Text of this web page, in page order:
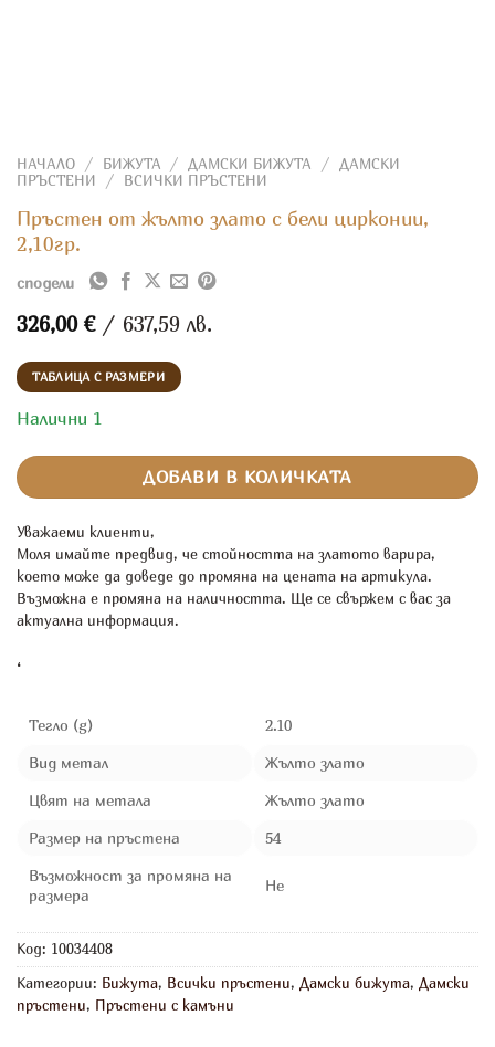
НАЧАЛО / БИЖУТА / ДАМСКИ БИЖУТА / ДАМСКИ
ПРЪСТЕНИ
/ ВСИЧКИ ПРЪСТЕНИ
Пръстен от жълто злато с бели цирконии,
2,10гр.
сподели
326,00 €/ 637,59 лв.
ТАБЛИЦА С РАЗМЕРИ
Налични 1
ДОБАВИ В КОЛИЧКАТА
Уважаеми клиенти,
Моля имайте предвид, че стойността на златото варира,
което може да доведе до промяна на цената на артикула.
Възможна е промяна на наличността. Ще се свържем с вас за
актуална информация.
‘
Тегло (g)
2.10
Вид метал
Жълто злато
Цвят на метала
Жълто злато
Размер на пръстена
54
Възможност за промяна на
размера
Не
Код: 10034408
Категории: Бижута, Всички пръстени, Дамски бижута, Дамски
пръстени, Пръстени с камъни